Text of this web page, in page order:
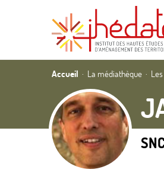
Accueil La médiathèque